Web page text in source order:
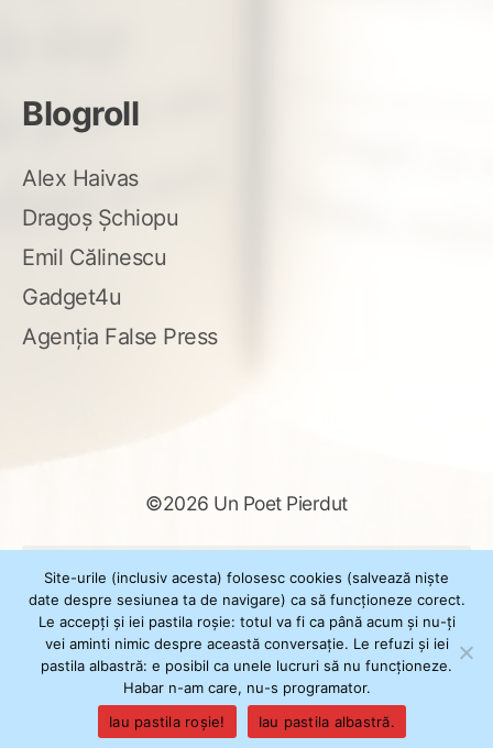
Blogroll
Alex Haivas
Dragoș Șchiopu
Emil Călinescu
Gadget4u
Agenția False Press
©2026 Un Poet Pierdut
după:
Powered byWordPress
ThemeXSimply by Il Jester
Site-urile (inclusiv acesta) folosesc cookies (salvează niște
date despre sesiunea ta de navigare) ca să funcționeze corect.
Le accepți și iei pastila roșie: totul va fi ca până acum și nu-ți
vei aminti nimic despre această conversație. Le refuzi și iei
pastila albastră: e posibil ca unele lucruri să nu funcționeze.
Habar n-am care, nu-s programator.
Iau pastila roșie!
Iau pastila albastră.